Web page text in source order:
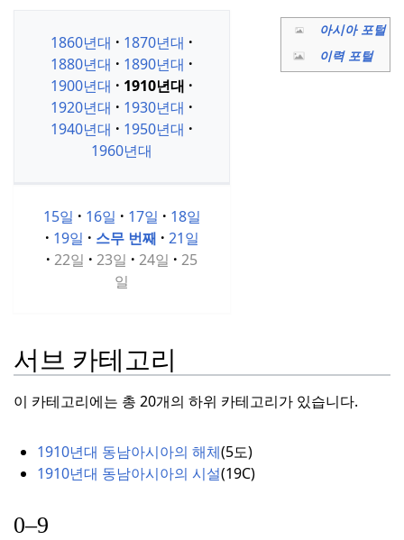
아시아 포털
이력 포털
1860년대
1870년대
1880년대
1890년대
1900년대
1910년대
1920년대
1930년대
1940년대
1950년대
1960년대
15일 16일 17일
18일
19일
스무 번째
21일
22일
23일 24일
25
일
서브 카테고리
이 카테고리에는 총 20개의 하위 카테고리가 있습니다.
1910년대 동남아시아의 해체(5도)
1910년대 동남아시아의 시설(19C)
0–9